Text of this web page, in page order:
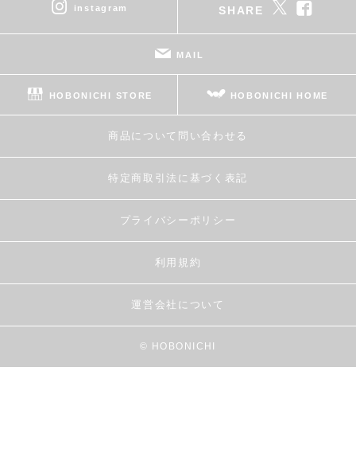
instagram SHARE
MAIL
HOBONICHI STORE HOBONICHI HOME
商品について問い合わせる
特定商取引法に基づく表記
プライバシーポリシー
利用規約
運営会社について
© HOBONICHI